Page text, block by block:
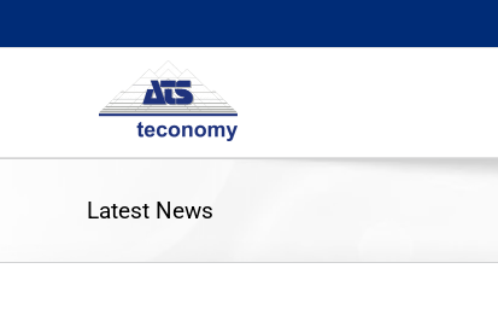
to
Latest News